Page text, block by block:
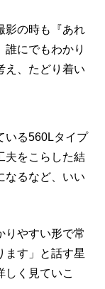
影の時も『あれ
誰にでもわかり
え、たどり着い
いる560Lタイプ
夫をこらした結
なるなど、いい
りやすい形で常
ます」と話す星
しく見ていこ